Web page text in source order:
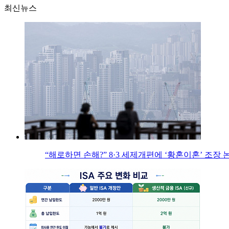
최신뉴스
“해로하면 손해?” 8·3 세제개편에 ‘황혼이혼’ 조장